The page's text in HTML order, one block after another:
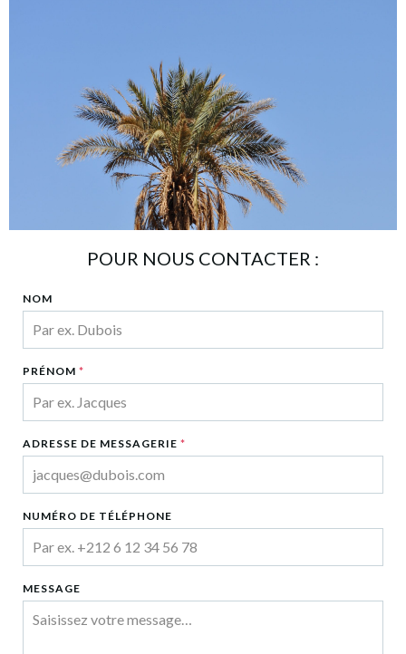
POUR NOUS CONTACTER :
NOM
PRÉNOM *
ADRESSE DE MESSAGERIE *
NUMÉRO DE TÉLÉPHONE
MESSAGE